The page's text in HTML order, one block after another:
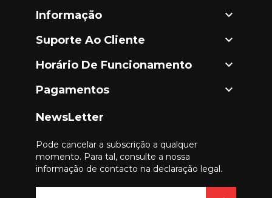
Informação 
Suporte Ao Cliente 
Horário De Funcionamento 
Pagamentos 
NewsLetter
Pode cancelar a subscrição a qualquer
momento. Para tal, consulte a nossa
informação de contacto na declaração legal.